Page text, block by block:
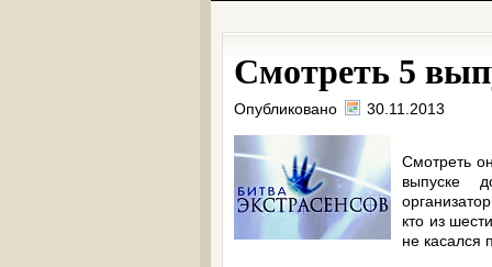
Смотреть 5
Опубликовано 30.11.2013
Смотреть
выпуске
кто из
не касался